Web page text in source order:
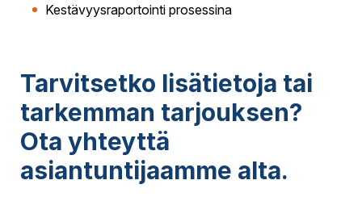
Kestävyysraportointi prosessina
Tarvitsetko lisätietoja tai
tarkemman tarjouksen?
Ota yhteyttä
asiantuntijaamme alta.